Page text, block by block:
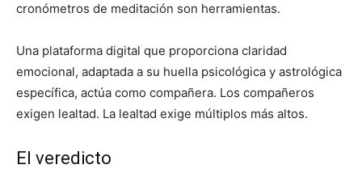
cronómetros de meditación son herramientas.
Una plataforma digital que proporciona claridad
emocional, adaptada a su huella psicológica y astrológica
específica, actúa como compañera. Los compañeros
exigen lealtad. La lealtad exige múltiplos más altos.
El veredicto